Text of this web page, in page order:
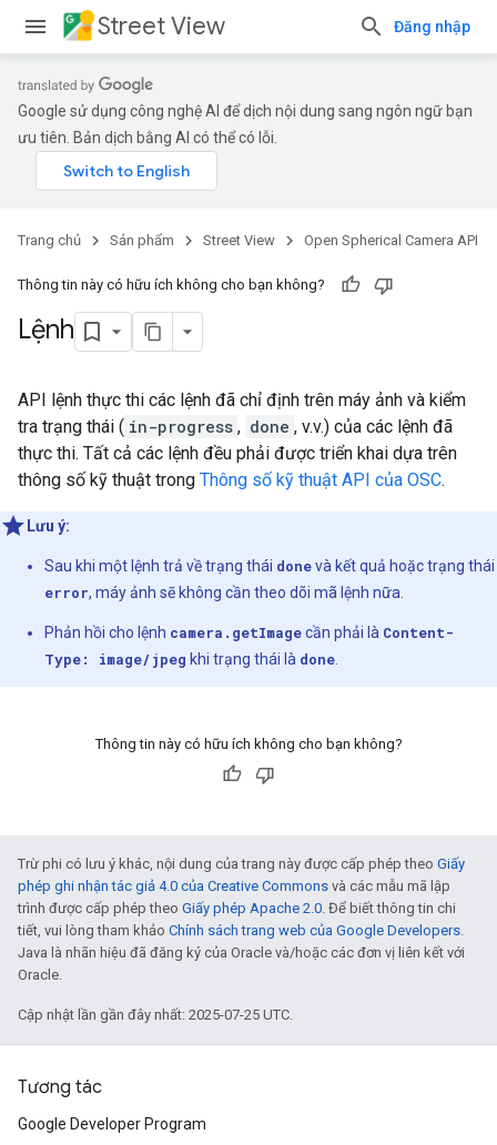
Street View Đăng nhập
Google sử dụng công nghệ AI để dịch nội dung sang ngôn ngữ bạn
ưu tiên. Bản dịch bằng AI có thể có lỗi.
Trang chủ Sản phẩm Street View Open Spherical Camera API
Thông tin này có hữu ích không cho bạn không?
Lệnh
API lệnh thực thi các lệnh đã chỉ định trên máy ảnh và kiểm
tra trạng thái ( in-progress , done , v.v.) của các lệnh đã
thực thi. Tất cả các lệnh đều phải được triển khai dựa trên
thông số kỹ thuật trong Thông số kỹ thuật API của OSC.
Lưu ý:
Sau khi một lệnh trả về trạng thái donevà kết quả hoặc trạng thái
error, máy ảnh sẽ không cần theo dõi mã lệnh nữa.
Phản hồi cho lệnh camera.getImagecần phải là Content-
Type: image/jpeg khi trạng thái là done
Thông tin này có hữu ích không cho bạn không?
Trừ phi có lưu ý khác, nội dung của trang này được cấp phép theo Giấy
phép ghi nhận tác giả 4.0 của Creative Commons và các mẫu mã lập
trình được cấp phép theo Giấy phép Apache 2.0. Để biết thông tin chi
tiết, vui lòng tham khảo Chính sách trang web của Google Developers.
Java là nhãn hiệu đã đăng ký của Oracle và/hoặc các đơn vị liên kết với
Oracle.
Cập nhật lần gần đây nhất: 2025-07-25 UTC.
Tương tác
Google Developer Program